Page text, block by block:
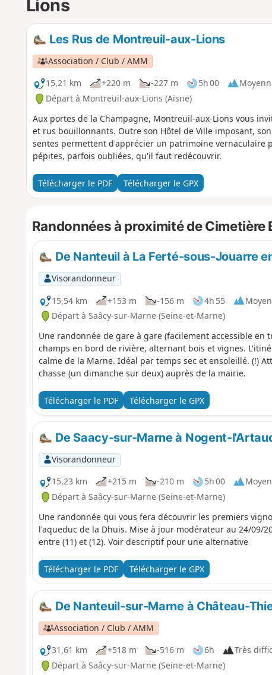
Lions
Les Rus de Montreuil-aux-Lions
Association / Club / AMM
15,21 km
+220 m -227 m 5h 00
Départ à Montreuil-aux-Lions (Aisne)
Aux portes de la Champagne, Montreuil-aux-Lions vous
et rus bouillonnants. Outre son Hôtel de Ville imposant,
sentes permettent d'apprécier un patrimoine vernaculaire
pépites, parfois oubliées, qu'il faut redécouvrir.
Télécharger le PDF Télécharger le GPX
Randonnées à proximité de
De Nanteuil à La Ferté-sous-Jouarre
Visorandonneur
15,54 km
+153 m -156 m 4h 55
Départ à Saâcy-sur-Marne (Seine-et-Marne)
Une randonnée de gare à gare (facilement accessible
champs en bord de rivière, alternant bois et vignes.
calme de la Marne. Idéal par temps sec et ensoleillé. (!)
chasse (un dimanche sur deux) auprès de la mairie.
Télécharger le PDF Télécharger le GPX
De Saacy-sur-Marne à Nogent-
Visorandonneur
15,23 km
+215 m -210 m 5h 00
Départ à Saâcy-sur-Marne (Seine-et-Marne)
Une randonnée qui vous fera découvrir les premiers
l'aqueduc de la Dhuis. Mise à jour modérateur au 24/09/
entre (11) et (12). Voir descriptif pour une alternative
Télécharger le PDF Télécharger le GPX
De Nanteuil-sur-Marne à Château-
Association / Club / AMM
31,61 km
+518 m -516 m 6h
Très
Départ à Saâcy-sur-Marne (Seine-et-Marne)